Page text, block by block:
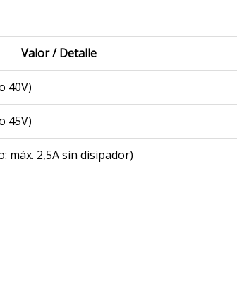
Valor / Detalle
40V)
45V)
máx. 2,5A sin disipador)